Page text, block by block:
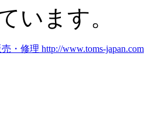
います。
・修理 http://www.toms-japan.com